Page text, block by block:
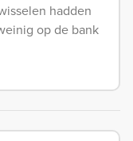
hadden
op de bank